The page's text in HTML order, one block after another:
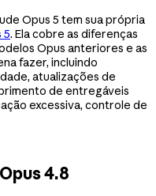
Opus 5 tem sua própria
5. Ela cobre as diferenças
Opus anteriores e as
fazer, incluindo
atualizações de
de entregáveis
excessiva, controle de
4.8